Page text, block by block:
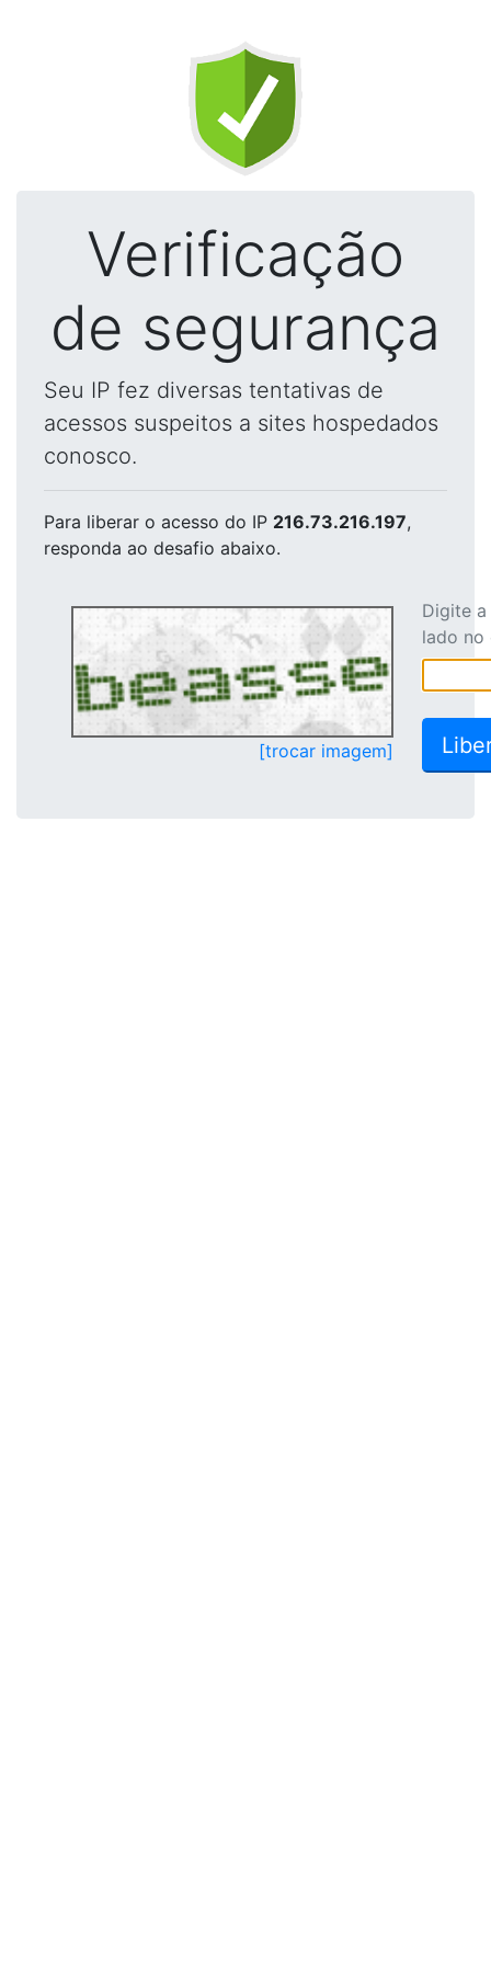
Verificação
de segurança
Seu IP fez diversas tentativas de
acessos suspeitos a sites hospedados
conosco.
Para liberar o acesso do IP 216.73.216.197,
responda ao desafio abaixo.
[trocar imagem]
Digite
lado no